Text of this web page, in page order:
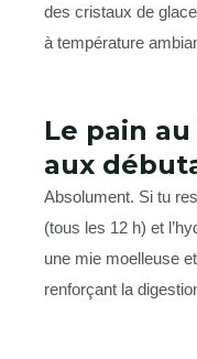
des cristaux de
à température
Le pain
aux
Absolument. Si tu
(tous les 12 h) et
une mie moelleuse
renforçant la